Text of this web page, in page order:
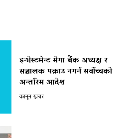
इन्भेस्टमेन्ट मेगा बैंक अध्यक्ष र
सञ्चालक पक्राउ नगर्न सर्वोच्चको
अन्तरिम आदेश
कानून खबर